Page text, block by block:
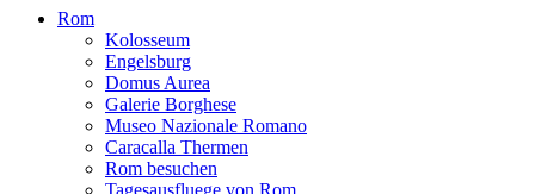
Rom
Kolosseum
Engelsburg
Domus Aurea
Galerie Borghese
Museo Nazionale Romano
Caracalla Thermen
Rom besuchen
Tagesausfluege von Rom